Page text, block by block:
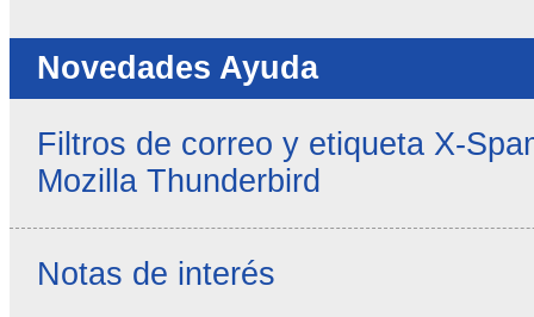
Novedades Ayuda
Filtros de correo y etiqueta X-
Mozilla Thunderbird
Notas de interés